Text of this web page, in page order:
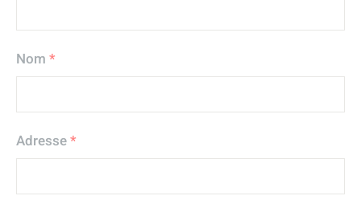
Nom *
Adresse*